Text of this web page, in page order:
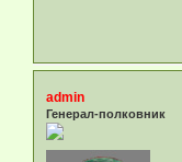
admin
Генерал-полковник